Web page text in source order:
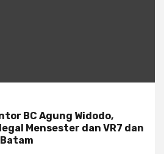
BC Agung Widodo,
Mensester dan VR7 dan